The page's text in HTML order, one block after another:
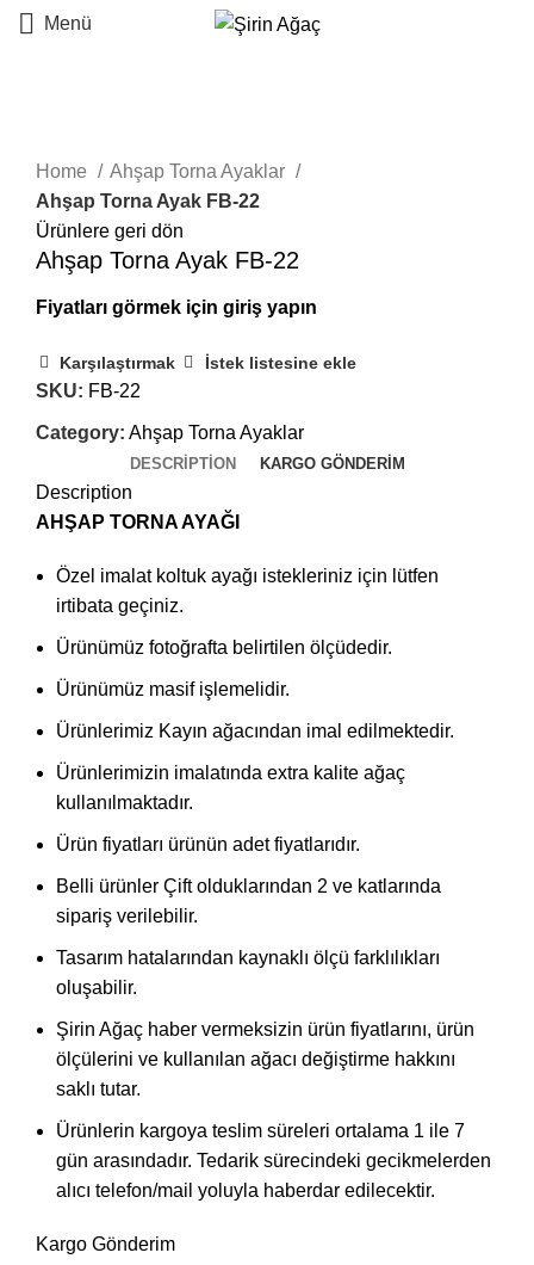
Menü
Home
Ahşap Torna Ayaklar
Ahşap Torna Ayak FB-22
Ürünlere geri dön
Ahşap Torna Ayak FB-22
Karşılaştırmak İstek listesine ekle
SKU: FB-22
Category: Ahşap Torna Ayaklar
DESCRIPTION KARGO GÖNDERIM
Description
AHŞAP TORNA AYAĞI
Özel imalat koltuk ayağı istekleriniz için lütfen
irtibata geçiniz.
Ürünümüz fotoğrafta belirtilen ölçüdedir.
Ürünümüz masif işlemelidir.
Ürünlerimiz Kayın ağacından imal edilmektedir.
Ürünlerimizin imalatında extra kalite ağaç
kullanılmaktadır.
Ürün fiyatları ürünün adet fiyatlarıdır.
Belli ürünler Çift olduklarından 2 ve katlarında
sipariş verilebilir.
Tasarım hatalarından kaynaklı ölçü farklılıkları
oluşabilir.
Şirin Ağaç haber vermeksizin ürün fiyatlarını, ürün
ölçülerini ve kullanılan ağacı değiştirme hakkını
saklı tutar.
Ürünlerin kargoya teslim süreleri ortalama 1 ile 7
gün arasındadır. Tedarik sürecindeki gecikmelerden
alıcı telefon/mail yoluyla haberdar edilecektir.
Kargo Gönderim